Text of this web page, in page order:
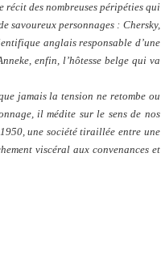
des nombreuses péripéties qui
savoureux personnages : Chersky,
anglais responsable d’une
enfin, l’hôtesse belge qui va
jamais la tension ne retombe ou
il médite sur le sens de nos
une société tiraillée entre une
viscéral aux convenances et